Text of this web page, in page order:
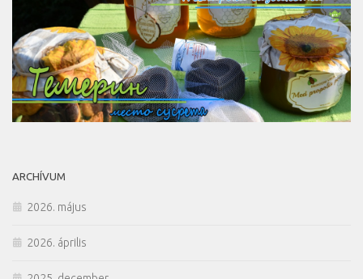
ARCHÍVUM
2026. május
2026. április